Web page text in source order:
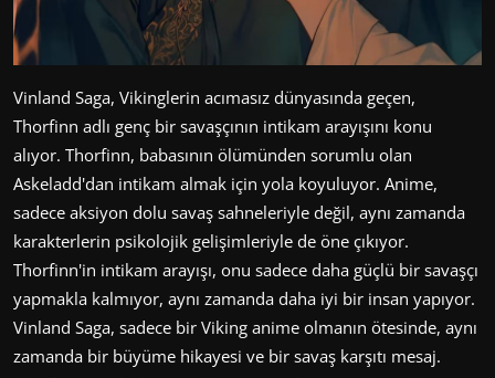
Vinland Saga, Vikinglerin acımasız dünyasında geçen,
Thorfinn adlı genç bir savaşçının intikam arayışını konu
alıyor. Thorfinn, babasının ölümünden sorumlu olan
Askeladd'dan intikam almak için yola koyuluyor. Anime,
sadece aksiyon dolu savaş sahneleriyle değil, aynı zamanda
karakterlerin psikolojik gelişimleriyle de öne çıkıyor.
Thorfinn'in intikam arayışı, onu sadece daha güçlü bir savaşçı
yapmakla kalmıyor, aynı zamanda daha iyi bir insan yapıyor.
Vinland Saga, sadece bir Viking anime olmanın ötesinde, aynı
zamanda bir büyüme hikayesi ve bir savaş karşıtı mesaj.